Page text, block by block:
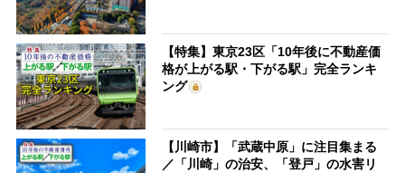
【特集】東京23区「10年後に不動産価
格が上がる駅・下がる駅」完全ランキ
ング
【川崎市】「武蔵中原」に注目集まる
／「川崎」の治安、「登戸」の水害リ